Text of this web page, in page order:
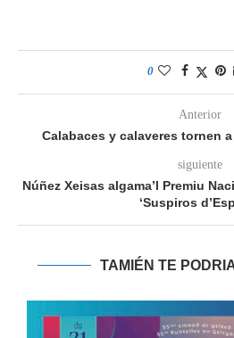
0
Anterior
Calabaces y calaveres tornen
siguiente
Núñez Xeisas algama’l Premiu
‘Suspiros
TAMIÉN TE